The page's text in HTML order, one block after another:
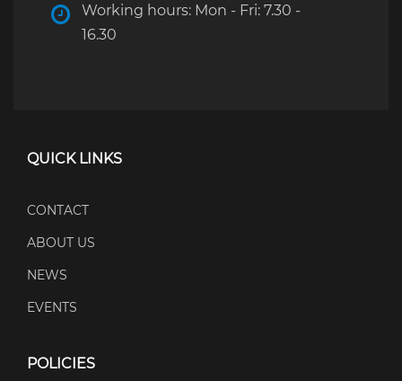
Working hours: Mon - Fri: 7.30 -
16.30
QUICK LINKS
CONTACT
ABOUT US
NEWS
EVENTS
POLICIES